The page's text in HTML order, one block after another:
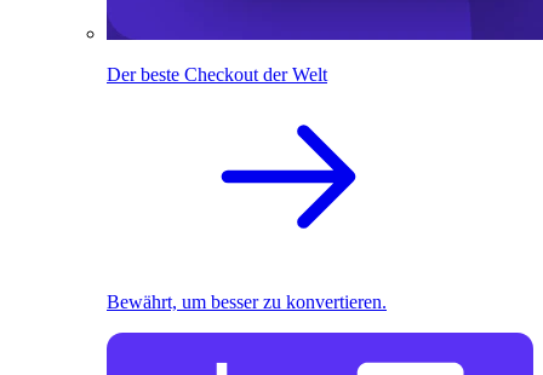
Der beste Checkout der Welt
Bewährt, um besser zu konvertieren.